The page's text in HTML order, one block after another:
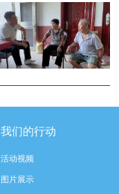
我们的行动
活动视频
图片展示